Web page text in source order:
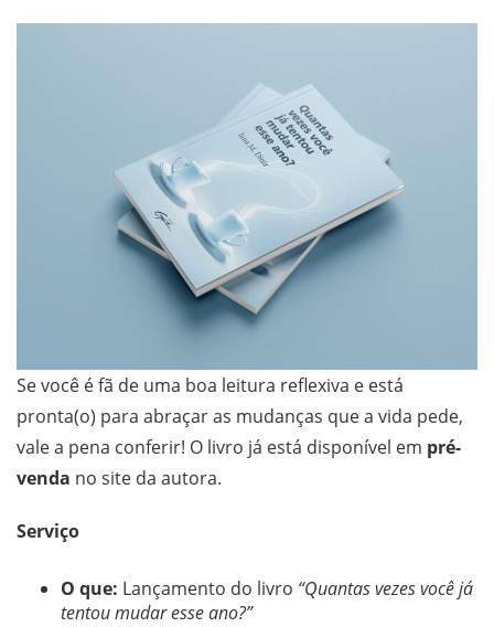
Se você é fã de uma boa leitura reflexiva e está
pronta(o) para abraçar as mudanças que a vida pede,
vale a pena conferir! O livro já está disponível em pré-
venda no site da autora.
Serviço
O que: Lançamento do livro “Quantas vezes você já
tentou mudar esse ano?”